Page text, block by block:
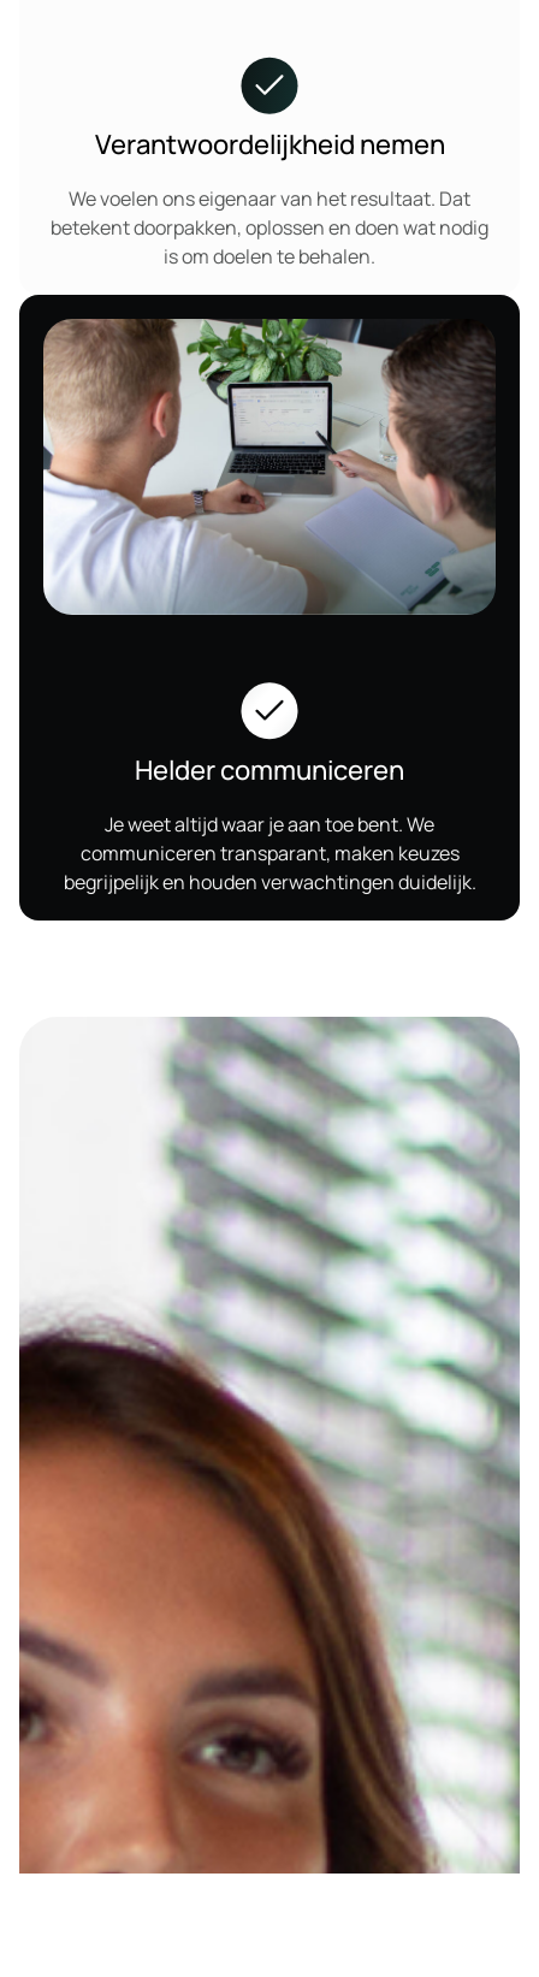
Verantwoordelijkheid nemen
We voelen ons eigenaar van het resultaat. Dat
betekent doorpakken, oplossen en doen wat nodig
is om doelen te behalen.
Helder communiceren
Je weet altijd waar je aan toe bent. We
communiceren transparant, maken keuzes
begrijpelijk en houden verwachtingen duidelijk.